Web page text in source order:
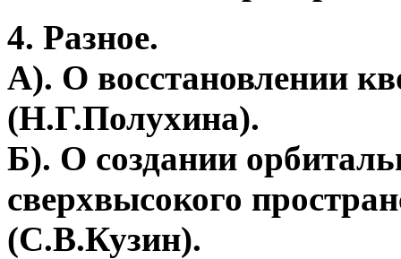
4. Разное.
А). О восстановлении
(Н.Г.Полухина).
Б). О создании
сверхвысокого
(С.В.Кузин).